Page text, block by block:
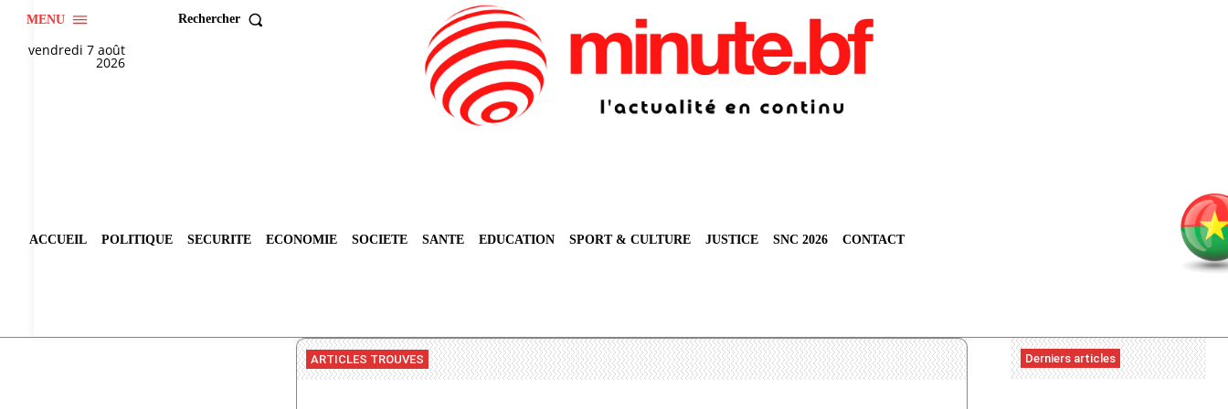
MENU Rechercher
vendredi 7 août
2026
ACCUEIL POLITIQUE SECURITE ECONOMIE SOCIETE SANTE EDUCATION SPORT & CULTURE JUSTICE SNC 2026 CONTACT
ARTICLES TROUVES Derniers articles